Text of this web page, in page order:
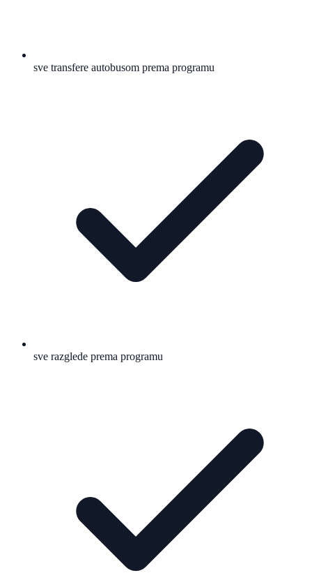
sve transfere autobusom prema programu
sve razglede prema programu